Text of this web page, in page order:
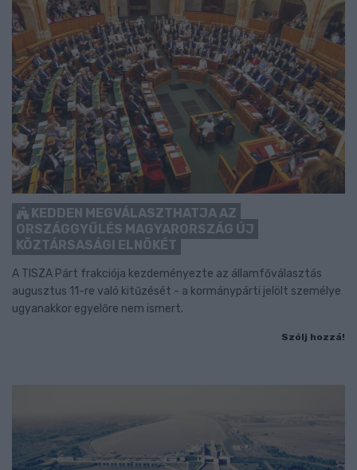
KEDDEN MEGVÁLASZTHATJA AZ
ORSZÁGGYŰLÉS MAGYARORSZÁG ÚJ
KÖZTÁRSASÁGI ELNÖKÉT
A TISZA Párt frakciója kezdeményezte az államfőválasztás
augusztus 11-re való kitűzését - a kormánypárti jelölt személye
ugyanakkor egyelőre nem ismert.
Szólj hozzá!